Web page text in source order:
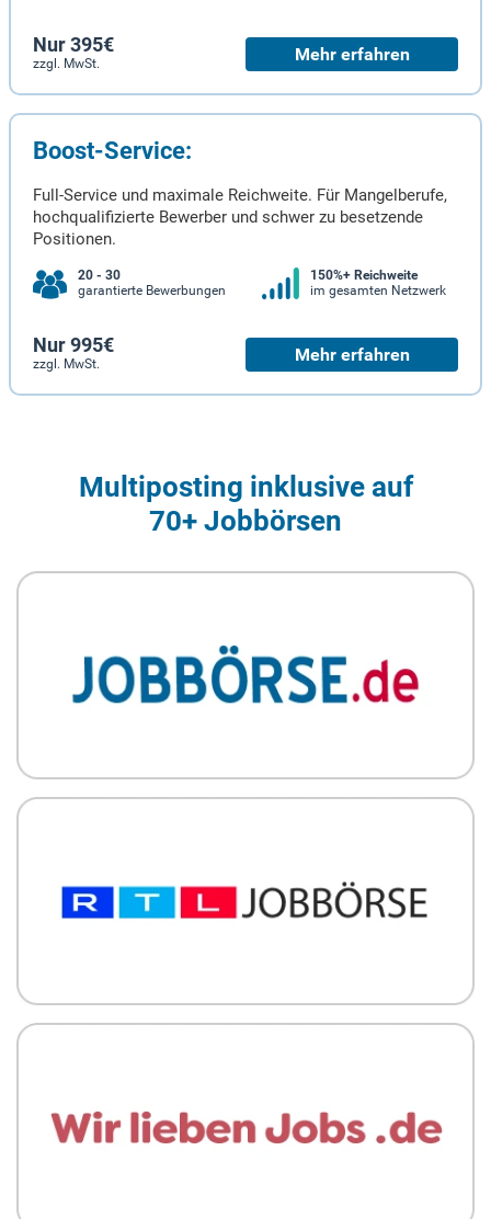
Nur 395€
zzgl. MwSt. Mehr erfahren
Boost-Service:
Full-Service und maximale Reichweite. Für Mangelberufe,
hochqualifizierte Bewerber und schwer zu besetzende
Positionen.
20 - 30
garantierte Bewerbungen
150%+ Reichweite
im gesamten Netzwerk
Nur 995€
zzgl. MwSt. Mehr erfahren
Multiposting inklusive auf
70+ Jobbörsen